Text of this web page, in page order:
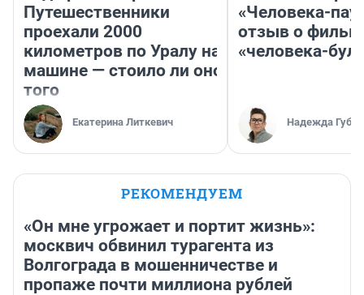
Путешественники
проехали 2000
километров по Уралу на
машине — стоило ли оно
того
Екатерина Литкевич
«Человека-
отзыв о
«человека-
Надежда
РЕКОМЕНДУЕМ
«Он мне угрожает и портит жизнь»:
москвич обвинил турагента из
Волгограда в мошенничестве и
пропаже почти миллиона рублей